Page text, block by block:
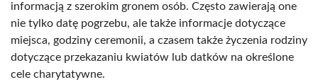
informacją z szerokim gronem osób. Często zawierają one
nie tylko datę pogrzebu, ale także informacje dotyczące
miejsca, godziny ceremonii, a czasem także życzenia rodziny
dotyczące przekazaniu kwiatów lub datków na określone
cele charytatywne.